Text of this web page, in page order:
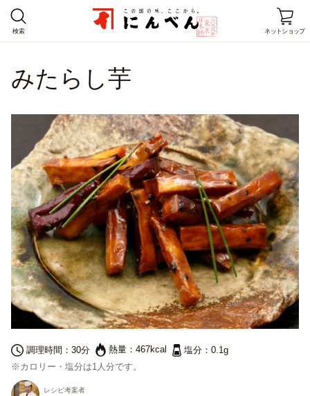
検索 ネットショップ
ホーム
レシピ
店舗情報
にんべんとは
企業情報
お客様窓口
みたらし芋
調理時間： 30分 熱量： 467kcal 塩分： 0.1g
※カロリー・塩分は1人分です。
レシピ考案者